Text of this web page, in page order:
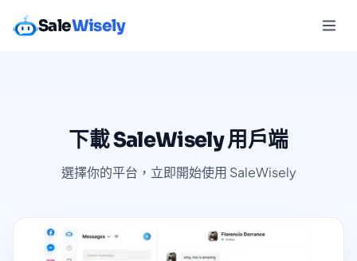
SaleWisely
下載 SaleWisely 用戶端
選擇你的平台，立即開始使用 SaleWisely